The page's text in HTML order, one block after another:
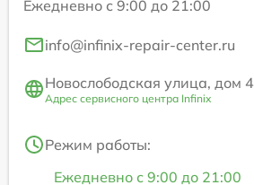
Ежедневно с 9:00 до 21:00
info@infinix-repair-center.ru
Новослободская улица, дом 4
Адрес сервисного центра Infinix
Режим работы:
Ежедневно с 9:00 до 21:00